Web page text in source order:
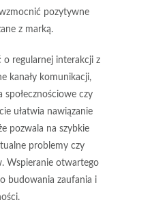
pozytywne
z marką.
o regularnej interakcji z
kanały komunikacji,
społecznościowe czy
ułatwia nawiązanie
pozwala na szybkie
problemy czy
Wspieranie otwartego
budowania zaufania i